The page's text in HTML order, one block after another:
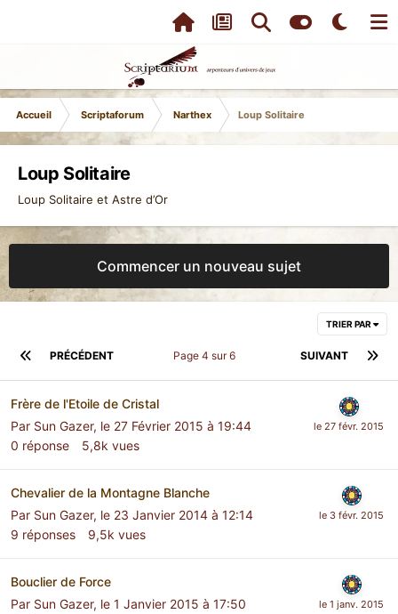
Accueil Scriptaforum Narthex Loup Solitaire
Loup Solitaire
Loup Solitaire et Astre d’Or
Commencer un nouveau sujet
TRIER PAR
PRÉCÉDENT SUIVANT
Page 4 sur 6
Frère de l'Etoile de Cristal
Par Sun Gazer, le 27 Février 2015 à 19:44
0 réponse 5,8k vues
Chevalier de la Montagne Blanche
Par Sun Gazer, le 23 Janvier 2014 à 12:14
9 réponses 9,5k vues
Bouclier de Force
Par Sun Gazer, le 1 Janvier 2015 à 17:50